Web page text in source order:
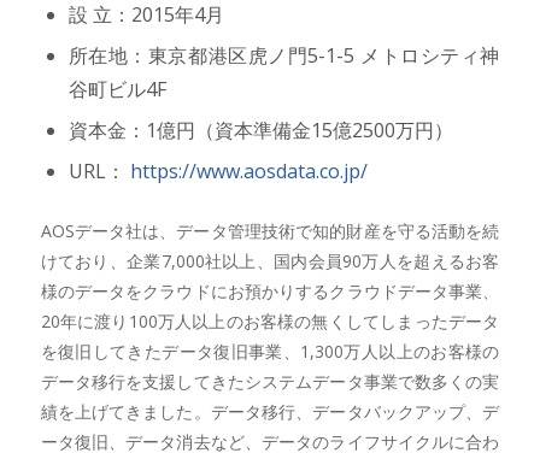
設 立：2015年4月
所在地：東京都港区虎ノ門5-1-5 メトロシティ神
谷町ビル4F
資本金：1億円（資本準備金15億2500万円）
URL： https://www.aosdata.co.jp/
AOSデータ社は、データ管理技術で知的財産を守る活動を続
けており、企業7,000社以上、国内会員90万人を超えるお客
様のデータをクラウドにお預かりするクラウドデータ事業、
20年に渡り100万人以上のお客様の無くしてしまったデータ
を復旧してきたデータ復旧事業、1,300万人以上のお客様の
データ移行を支援してきたシステムデータ事業で数多くの実
績を上げてきました。データ移行、データバックアップ、デ
ータ復旧、データ消去など、データのライフサイクルに合わ